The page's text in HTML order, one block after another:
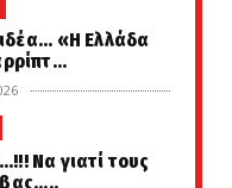
«Η Ελλάδα
Να γιατί τους